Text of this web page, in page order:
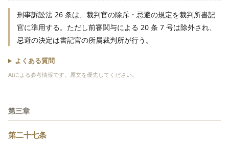
刑事訴訟法 26 条は、裁判官の除斥・忌避の規定を裁判所書記
官に準用する。ただし前審関与による 20 条 7 号は除外され、
忌避の決定は書記官の所属裁判所が行う。
よくある質問
AIによる参考情報です。原文を優先してください。
第三章
第二十七条